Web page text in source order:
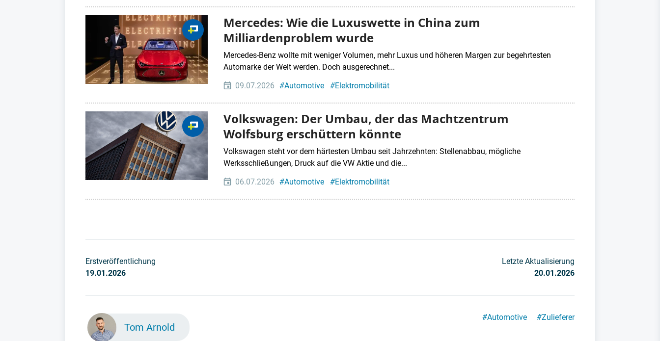
Mercedes: Wie die Luxuswette in China zum
Milliardenproblem wurde
Mercedes-Benz wollte mit weniger Volumen, mehr Luxus und höheren Margen zur begehrtesten
Automarke der Welt werden. Doch ausgerechnet...
09.07.2026 #Automotive #Elektromobilität
Volkswagen: Der Umbau, der das Machtzentrum
Wolfsburg erschüttern könnte
Volkswagen steht vor dem härtesten Umbau seit Jahrzehnten: Stellenabbau, mögliche
Werksschließungen, Druck auf die VW Aktie und die...
06.07.2026 #Automotive #Elektromobilität
Erstveröffentlichung
19.01.2026
Letzte Aktualisierung
20.01.2026
Tom Arnold
#Automotive #Zulieferer